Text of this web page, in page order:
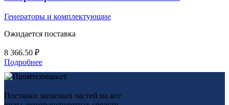
Генераторы и комплектующие
Ожидается поставка
8 366.50 ₽
Подробнее
Поставки запасных частей на все